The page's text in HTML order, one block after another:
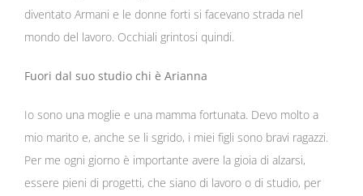
diventato Armani e le donne forti si facevano strada nel
mondo del lavoro. Occhiali grintosi quindi.
Fuori dal suo studio chi è Arianna
Io sono una moglie e una mamma fortunata. Devo molto a
mio marito e, anche se li sgrido, i miei figli sono bravi ragazzi.
Per me ogni giorno è importante avere la gioia di alzarsi,
essere pieni di progetti, che siano di lavoro o di studio, per